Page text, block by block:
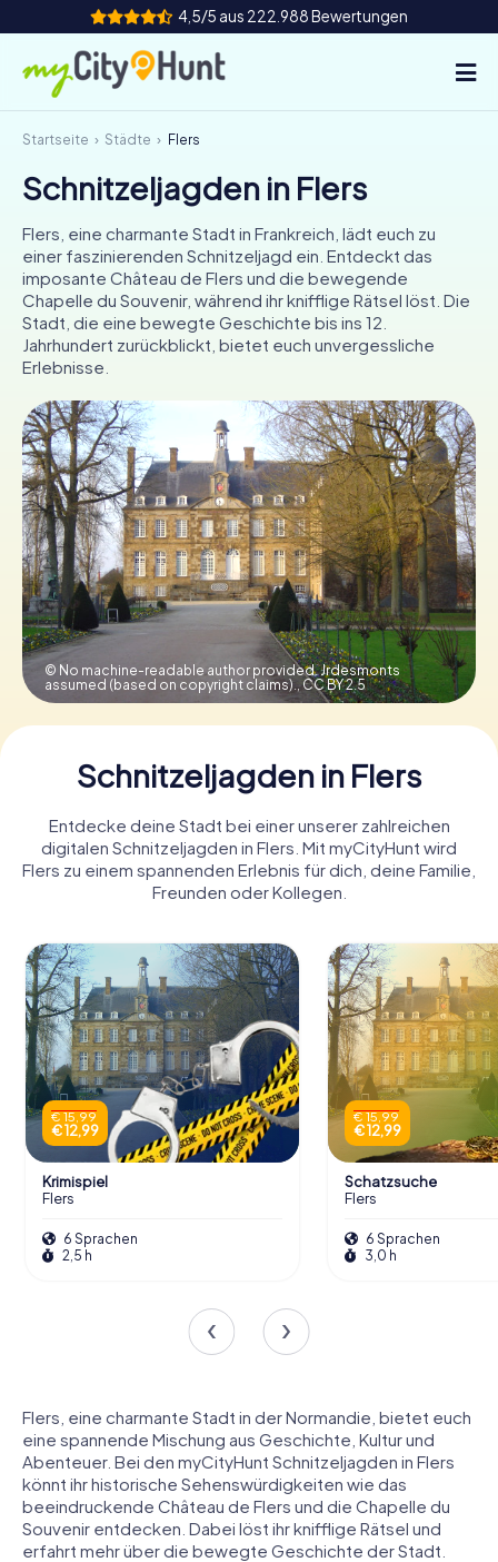
4,5/5 aus 222.988 Bewertungen
So funktioniert's
Städte
Touren
Teamevent
Tickets
INT CH
DE
ES
UK
IE
IT
NL
Tickets buchen
Gutscheine bestellen
Startseite Städte Flers
Schnitzeljagden in Flers
Flers, eine charmante Stadt in Frankreich, lädt euch zu
einer faszinierenden Schnitzeljagd ein. Entdeckt das
imposante Château de Flers und die bewegende
Chapelle du Souvenir, während ihr knifflige Rätsel löst. Die
Stadt, die eine bewegte Geschichte bis ins 12.
Jahrhundert zurückblickt, bietet euch unvergessliche
Erlebnisse.
© No machine-readable author provided. Jrdesmonts
assumed (based on copyright claims).,CC BY 2.5
Schnitzeljagden in Flers
Entdecke deine Stadt bei einer unserer zahlreichen
digitalen Schnitzeljagden in Flers. Mit myCityHunt wird
Flers zu einem spannenden Erlebnis für dich, deine Familie,
Freunden oder Kollegen.
€ 15,99
€ 12,99
Krimispiel
Flers
6 Sprachen
2,5 h
€ 15,99
€ 12,99
Schatzsuche
Flers
6 Sprachen
3,0 h
Flers, eine charmante Stadt in der Normandie, bietet euch
eine spannende Mischung aus Geschichte, Kultur und
Abenteuer. Bei den myCityHunt Schnitzeljagden in Flers
könnt ihr historische Sehenswürdigkeiten wie das
beeindruckende Château de Flers und die Chapelle du
Souvenir entdecken. Dabei löst ihr knifflige Rätsel und
erfahrt mehr über die bewegte Geschichte der Stadt.